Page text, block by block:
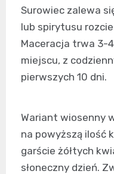
Surowiec zalewa
lub spirytusu
Maceracja trwa 3-
miejscu, z
pierwszych 10 dni.
Wariant wiosenny
na powyższą ilość
garście żółtych
słoneczny dzień.